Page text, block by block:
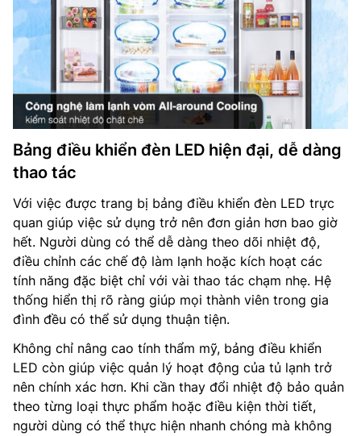
Bảng điều khiển đèn LED hiện đại, dễ dàng
thao tác
Với việc được trang bị bảng điều khiển đèn LED trực
quan giúp việc sử dụng trở nên đơn giản hơn bao giờ
hết. Người dùng có thể dễ dàng theo dõi nhiệt độ,
điều chỉnh các chế độ làm lạnh hoặc kích hoạt các
tính năng đặc biệt chỉ với vài thao tác chạm nhẹ. Hệ
thống hiển thị rõ ràng giúp mọi thành viên trong gia
đình đều có thể sử dụng thuận tiện.
Không chỉ nâng cao tính thẩm mỹ, bảng điều khiển
LED còn giúp việc quản lý hoạt động của tủ lạnh trở
nên chính xác hơn. Khi cần thay đổi nhiệt độ bảo quản
theo từng loại thực phẩm hoặc điều kiện thời tiết,
người dùng có thể thực hiện nhanh chóng mà không